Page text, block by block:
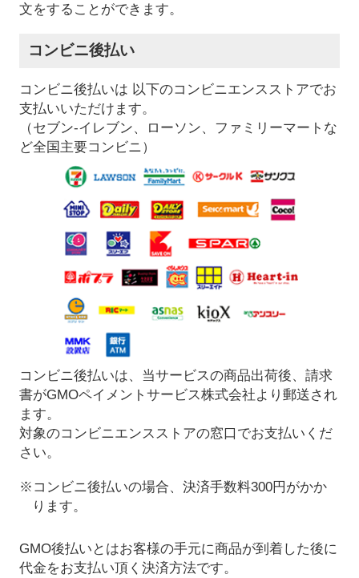
文をすることができます。
コンビニ後払い
コンビニ後払いは 以下のコンビニエンスストアでお
支払いいただけます。
（セブン-イレブン、ローソン、ファミリーマートな
ど全国主要コンビニ）
コンビニ後払いは、当サービスの商品出荷後、請求
書がGMOペイメントサービス株式会社より郵送され
ます。
対象のコンビニエンスストアの窓口でお支払いくだ
さい。
※コンビニ後払いの場合、決済手数料300円がかか
ります。
GMO後払いとはお客様の手元に商品が到着した後に
代金をお支払い頂く決済方法です。